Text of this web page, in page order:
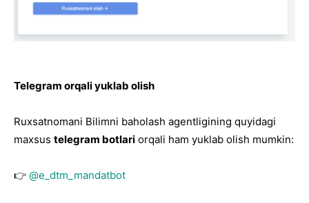
Telegram orqali yuklab olish
Ruxsatnomani Bilimni baholash agentligining quyidagi
maxsus telegram botlari orqali ham yuklab olish mumkin:
👉 @e_dtm_mandatbot